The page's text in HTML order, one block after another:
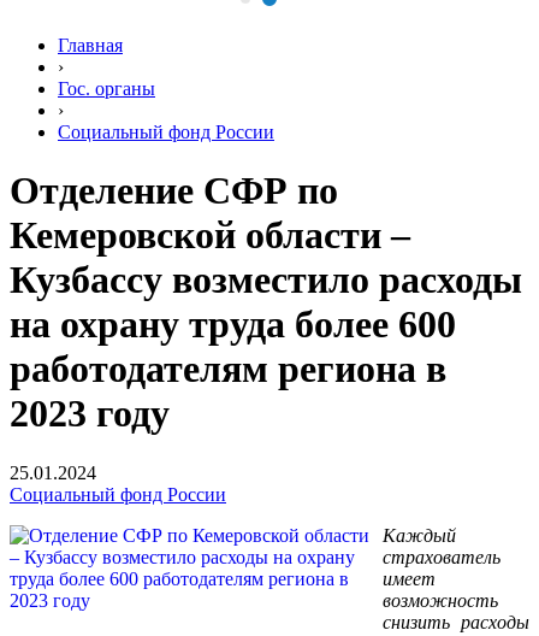
Главная
›
Гос. органы
›
Социальный фонд России
Отделение СФР по
Кемеровской области –
Кузбассу возместило расходы
на охрану труда более 600
работодателям региона в
2023 году
25.01.2024
Социальный фонд России
Каждый
страхователь
имеет
возможность
снизить расходы